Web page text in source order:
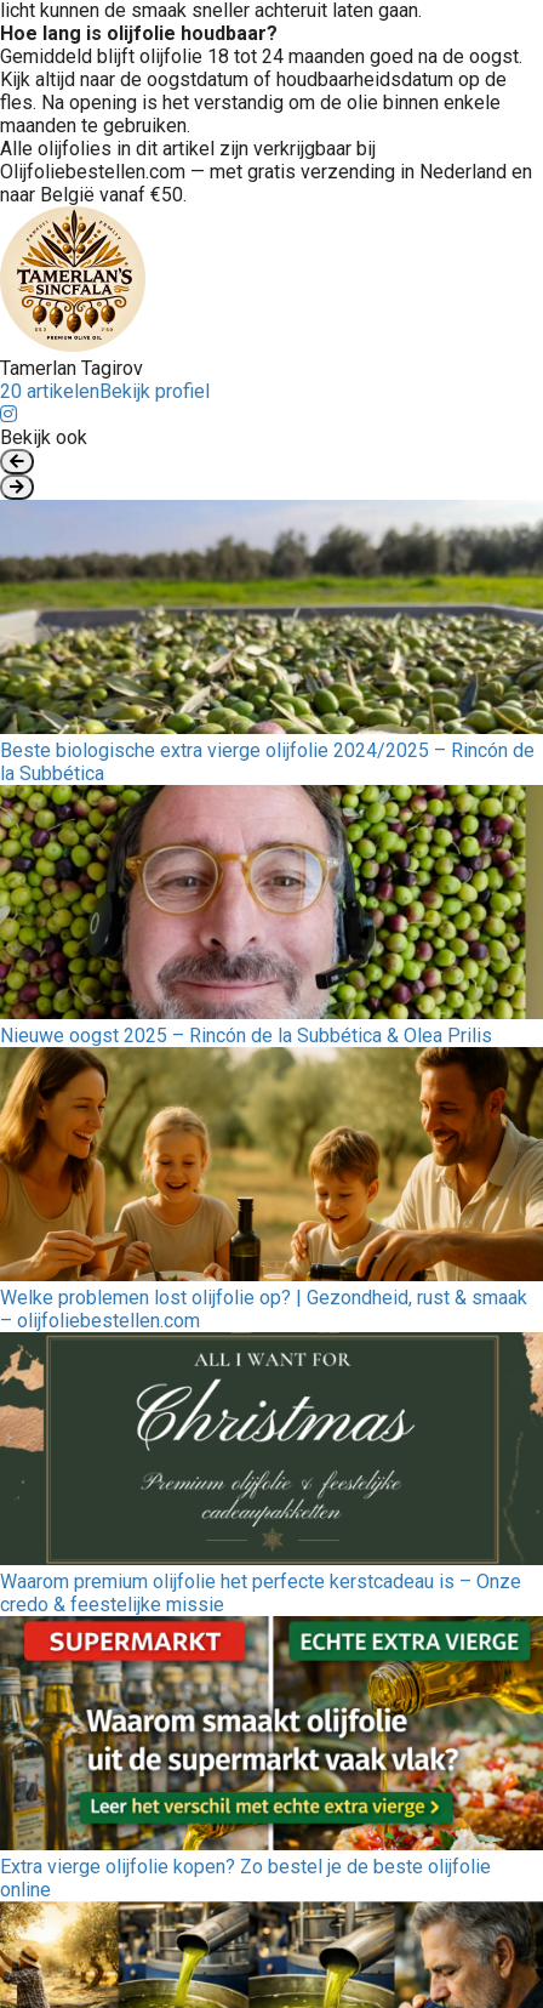
licht kunnen de smaak sneller achteruit laten gaan.
Hoe lang is olijfolie houdbaar?
Gemiddeld blijft olijfolie 18 tot 24 maanden goed na de oogst.
Kijk altijd naar de oogstdatum of houdbaarheidsdatum op de
fles. Na opening is het verstandig om de olie binnen enkele
maanden te gebruiken.
Alle olijfolies in dit artikel zijn verkrijgbaar bij
Olijfoliebestellen.com — met gratis verzending in Nederland en
naar België vanaf €50.
Tamerlan Tagirov
20 artikelenBekijk profiel
Bekijk ook
Beste biologische extra vierge olijfolie 2024/2025 – Rincón de
la Subbética
Nieuwe oogst 2025 – Rincón de la Subbética & Olea Prilis
Welke problemen lost olijfolie op? | Gezondheid, rust & smaak
– olijfoliebestellen.com
Waarom premium olijfolie het perfecte kerstcadeau is – Onze
credo & feestelijke missie
Extra vierge olijfolie kopen? Zo bestel je de beste olijfolie
online